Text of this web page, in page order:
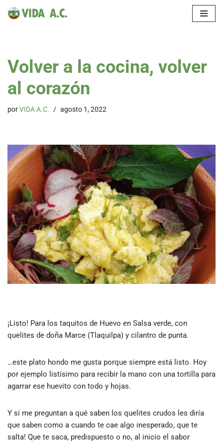
Volver a la cocina, volver
al corazón
porVIDA A.C. agosto 1, 2022
¡Listo! Para los taquitos de Huevo en Salsa verde, con
quelites de doña Marce (Tlaquilpa) y cilantro de punta.
…este plato hondo me gusta porque siempre está listo. Hoy
por ejemplo listísimo para recibir la mano con una tortilla para
agarrar ese huevito con todo y hojas.
Y si me preguntan a qué saben los quelites crudos les diría
que saben como a cuando te cae algo inesperado, que te
salta! Que te saca, predispuesto o no, al inicio el sabor